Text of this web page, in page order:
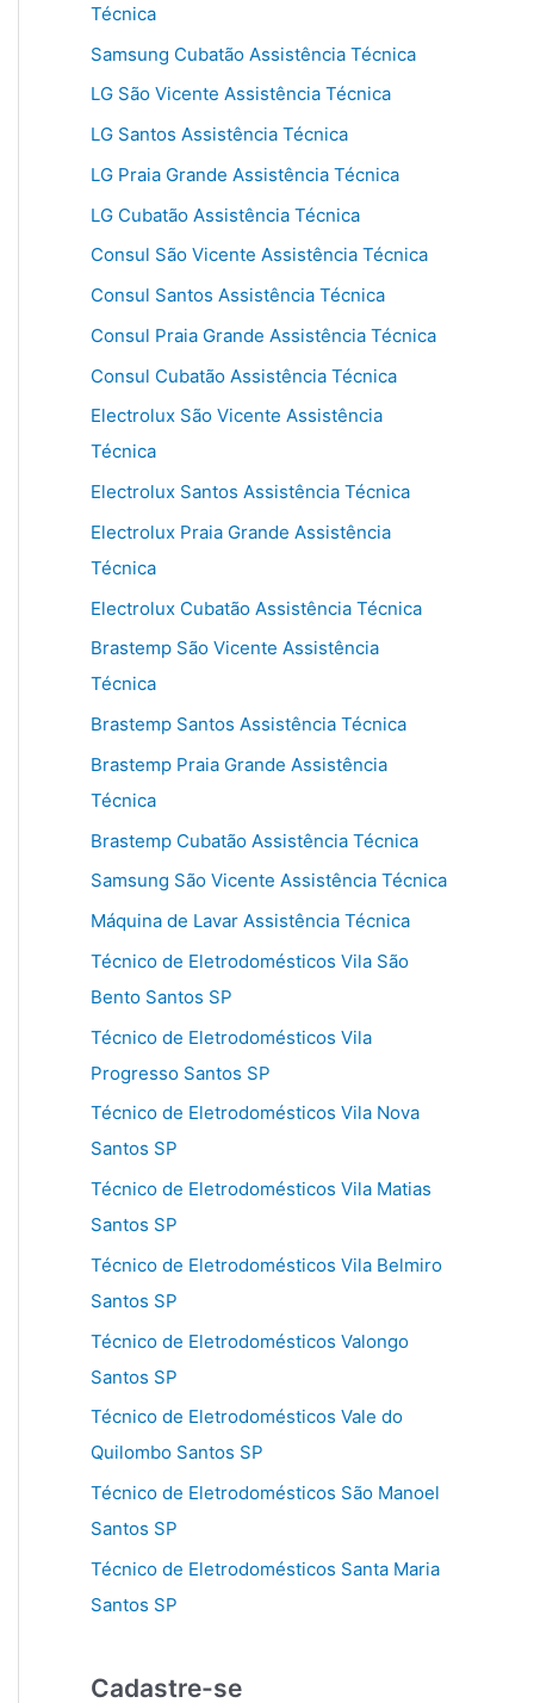
Técnica
Samsung Cubatão Assistência Técnica
LG São Vicente Assistência Técnica
LG Santos Assistência Técnica
LG Praia Grande Assistência Técnica
LG Cubatão Assistência Técnica
Consul São Vicente Assistência Técnica
Consul Santos Assistência Técnica
Consul Praia Grande Assistência Técnica
Consul Cubatão Assistência Técnica
Electrolux São Vicente Assistência
Técnica
Electrolux Santos Assistência Técnica
Electrolux Praia Grande Assistência
Técnica
Electrolux Cubatão Assistência Técnica
Brastemp São Vicente Assistência
Técnica
Brastemp Santos Assistência Técnica
Brastemp Praia Grande Assistência
Técnica
Brastemp Cubatão Assistência Técnica
Samsung São Vicente Assistência Técnica
Máquina de Lavar Assistência Técnica
Técnico de Eletrodomésticos Vila São
Bento Santos SP
Técnico de Eletrodomésticos Vila
Progresso Santos SP
Técnico de Eletrodomésticos Vila Nova
Santos SP
Técnico de Eletrodomésticos Vila Matias
Santos SP
Técnico de Eletrodomésticos Vila Belmiro
Santos SP
Técnico de Eletrodomésticos Valongo
Santos SP
Técnico de Eletrodomésticos Vale do
Quilombo Santos SP
Técnico de Eletrodomésticos São Manoel
Santos SP
Técnico de Eletrodomésticos Santa Maria
Santos SP
Cadastre-se